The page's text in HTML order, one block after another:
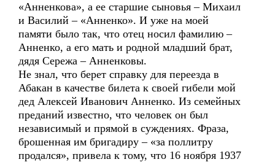
«Анненкова», а ее старшие сыновья – Михаил
и Василий – «Анненко». И уже на моей
памяти было так, что отец носил фамилию –
Анненко, а его мать и родной младший брат,
дядя Сережа – Анненковы.
Не знал, что берет справку для переезда в
Абакан в качестве билета к своей гибели мой
дед Алексей Иванович Анненко. Из семейных
преданий известно, что человек он был
независимый и прямой в суждениях. Фраза,
брошенная им бригадиру – «за поллитру
продался», привела к тому, что 16 ноября 1937